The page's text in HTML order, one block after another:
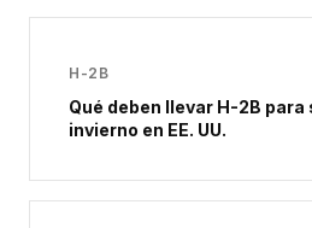
H-2B
Qué deben llevar H-2B
invierno en EE. UU.